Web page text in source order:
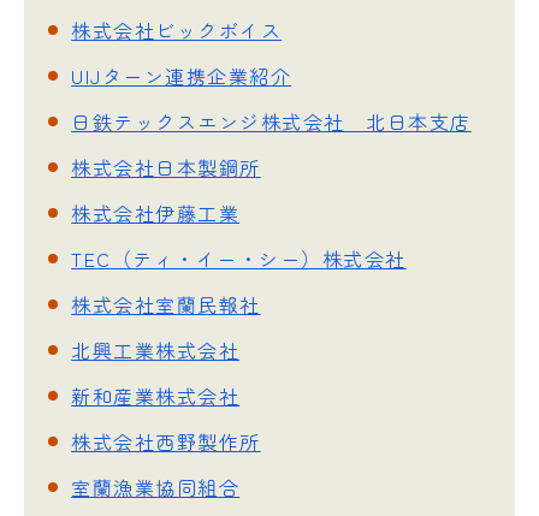
株式会社ビックボイス
UIJターン連携企業紹介
日鉄テックスエンジ株式会社 北日本支店
株式会社日本製鋼所
株式会社伊藤工業
TEC（ティ・イー・シー）株式会社
株式会社室蘭民報社
北興工業株式会社
新和産業株式会社
株式会社西野製作所
室蘭漁業協同組合